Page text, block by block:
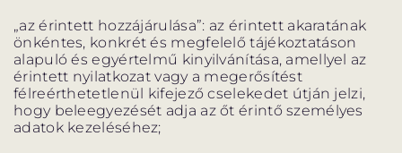
„az érintett hozzájárulása”: az érintett akaratának
önkéntes, konkrét és megfelelő tájékoztatáson
alapuló és egyértelmű kinyilvánítása, amellyel az
érintett nyilatkozat vagy a megerősítést
félreérthetetlenül kifejező cselekedet útján jelzi,
hogy beleegyezését adja az őt érintő személyes
adatok kezeléséhez;